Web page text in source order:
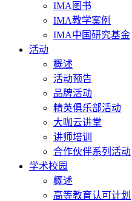
IMA图书
IMA教学案例
IMA中国研究基金
活动
概述
活动预告
品牌活动
精英俱乐部活动
大咖云讲堂
讲师培训
合作伙伴系列活动
学术校园
概述
高等教育认可计划